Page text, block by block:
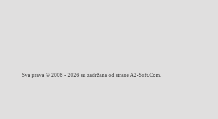
Sva prava © 2008 - 2026 su zadržana od strane A2-Soft.Com.